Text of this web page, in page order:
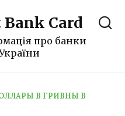
Card
про банки
В ГРИВНЫ В